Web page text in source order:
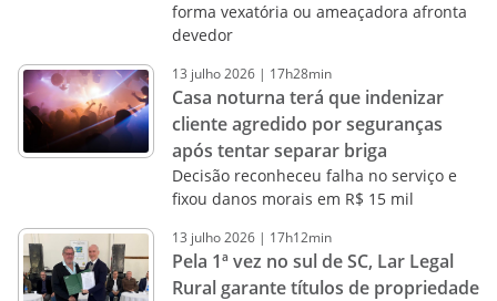
forma vexatória ou ameaçadora afronta
devedor
13 julho2026 | 17h28min
Casa noturna terá que indenizar
cliente agredido por seguranças
após tentar separar briga
Decisão reconheceu falha no serviço e
fixou danos morais em R$ 15 mil
13 julho2026 | 17h12min
Pela 1ª vez no sul de SC, Lar Legal
Rural garante títulos de propriedade